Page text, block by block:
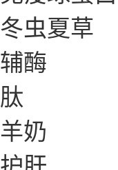
冬虫夏草
辅酶
肽
羊奶